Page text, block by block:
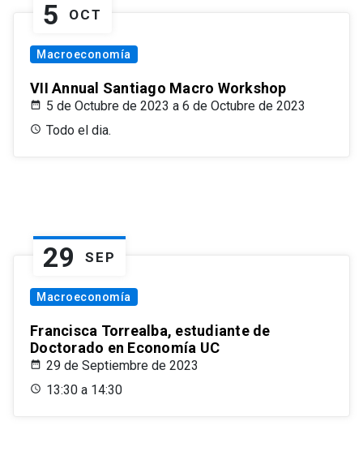
5 OCT
Macroeconomía
VII Annual Santiago Macro Workshop
5 de Octubre de 2023 a 6 de Octubre de 2023
Todo el dia.
29 SEP
Macroeconomía
Francisca Torrealba, estudiante de
Doctorado en Economía UC
29 de Septiembre de 2023
13:30 a 14:30